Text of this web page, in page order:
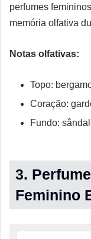
perfumes
memória olfativa
Notas olfativas:
Topo:
Coração:
Fundo:
3.
Feminino